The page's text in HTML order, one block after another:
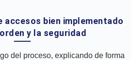
accesos bien implementado
y la seguridad
del proceso, explicando de forma